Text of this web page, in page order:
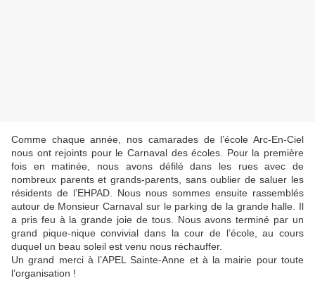
Comme chaque année, nos camarades de l’école Arc-En-Ciel
nous ont rejoints pour le Carnaval des écoles. Pour la première
fois en matinée, nous avons défilé dans les rues avec de
nombreux parents et grands-parents, sans oublier de saluer les
résidents de l’EHPAD. Nous nous sommes ensuite rassemblés
autour de Monsieur Carnaval sur le parking de la grande halle. Il
a pris feu à la grande joie de tous. Nous avons terminé par un
grand pique-nique convivial dans la cour de l’école, au cours
duquel un beau soleil est venu nous réchauffer.
Un grand merci à l’APEL Sainte-Anne et à la mairie pour toute
l’organisation !